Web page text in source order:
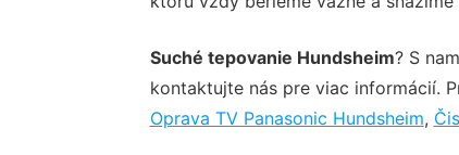
Suché tepovanie Hundsheim? S
kontaktujte nás pre viac informácií.
Oprava TV Panasonic Hundsheim,